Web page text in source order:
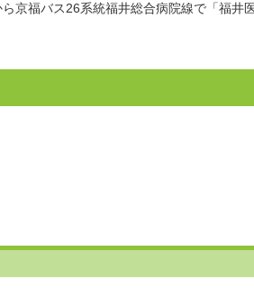
京福バス26系統福井総合病院線で「福井